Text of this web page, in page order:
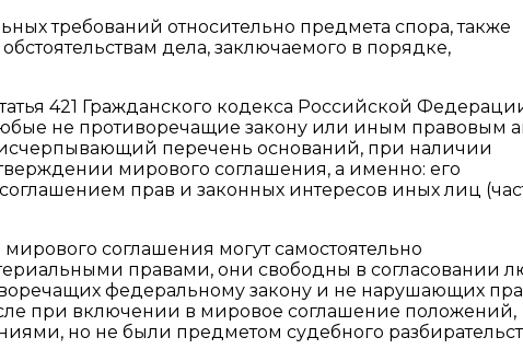
требований относительно предмета спора, также
дела, заключаемого в порядке,
421 Гражданского кодекса Российской
не противоречащие закону или иным правовым
перечень оснований, при наличии
мирового соглашения, а именно: его
прав и законных интересов иных лиц
соглашения могут самостоятельно
правами, они свободны в согласовании
федеральному закону и не нарушающих
при включении в мировое соглашение положений,
но не были предметом судебного